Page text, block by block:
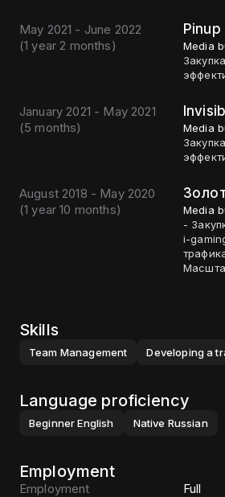
May 2021 - June 2022
(1 year 2 months)
Media
January 2021 - May 2021
(5 months)
Media
August 2018 - May 2020
(1 year 10 months)
Media
-
i-
Skills
Team Management Developing a
Language proficiency
Beginner English Native Russian
Employment
Employment
Full